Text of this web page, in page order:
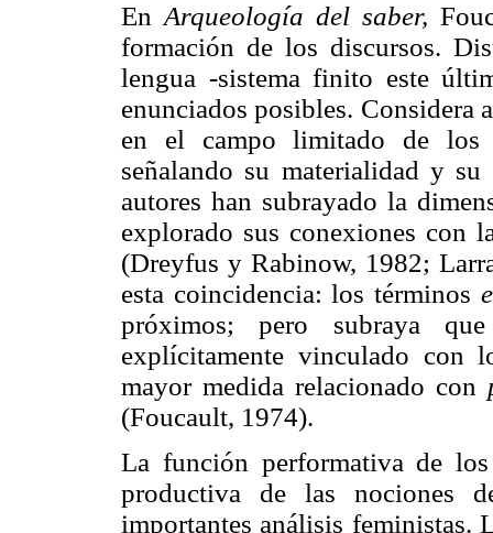
En Arqueología del saber,
formación de los discursos.
lengua -sistema finito este
enunciados posibles. Considera
en el campo limitado de los
señalando su materialidad y
autores han subrayado la
explorado sus conexiones con
(Dreyfus y Rabinow, 1982;
esta coincidencia: los términos
próximos; pero subraya
explícitamente vinculado con
mayor medida relacionado con
(Foucault, 1974).
La función performativa de
productiva de las nociones
importantes análisis feministas.